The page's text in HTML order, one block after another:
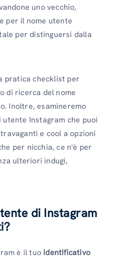
uno vecchio,
per il nome utente
per distinguersi dalla
pratica checklist per
di ricerca del nome
Inoltre, esamineremo
Instagram che puoi
e cool a opzioni
per nicchia, ce n'è per
ulteriori indugi,
di Instagram
è il tuo identificativo